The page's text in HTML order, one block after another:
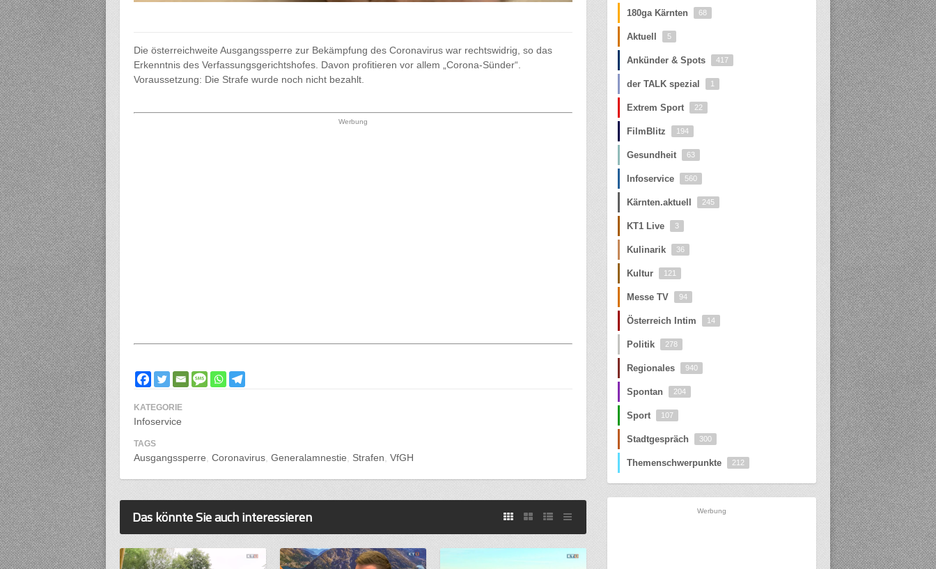
Die österreichweite Ausgangssperre zur Bekämpfung des Coronavirus war rechtswidrig, so das
Erkenntnis des Verfassungsgerichtshofes. Davon profitieren vor allem „Corona-Sünder“.
Voraussetzung: Die Strafe wurde noch nicht bezahlt.
Werbung
KATEGORIE
Infoservice
TAGS
Ausgangssperre Coronavirus Generalamnestie Strafen VfGH
Das könnte Sie auch interessieren
180ga Kärnten 68
Aktuell 5
Ankünder & Spots 417
der TALK spezial 1
Extrem Sport 22
FilmBlitz 194
Gesundheit 63
Infoservice 560
Kärnten.aktuell 245
KT1 Live 3
Kulinarik 36
Kultur 121
Messe TV 94
Österreich Intim 14
Politik 278
Regionales 940
Spontan 204
Sport 107
Stadtgespräch 300
Themenschwerpunkte 212
Werbung